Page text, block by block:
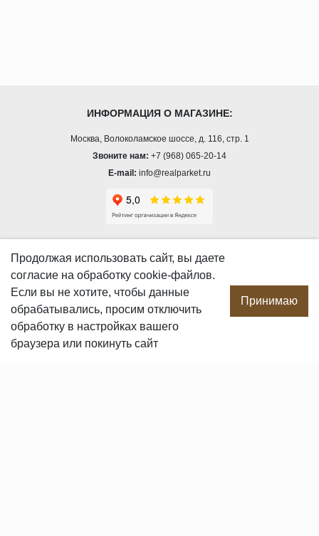
ИНФОРМАЦИЯ О МАГАЗИНЕ:
Москва, Волоколамское шоссе, д. 116, стр. 1
Звоните нам: +7 (968) 065-20-14
E-mail: info@realparket.ru
О компании
Производство
Сотрудничество
Сертификаты продукции
Вакансии
Продолжая использовать сайт, вы даете
согласие на обработку cookie-файлов.
Если вы не хотите, чтобы данные
обрабатывались, просим отключить
обработку в настройках вашего
браузера или покинуть сайт
Принимаю